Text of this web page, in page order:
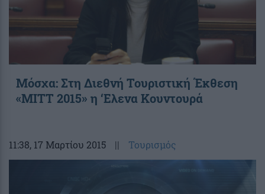
Μόσχα: Στη Διεθνή Τουριστική Έκθεση
«ΜΙΤΤ 2015» η ‘Ελενα Κουντουρά
11:38, 17 Μαρτίου 2015 || Τουρισμός